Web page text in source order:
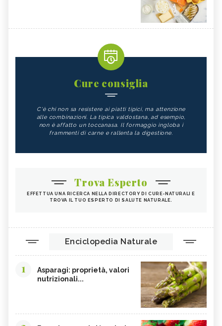
Cure consiglia
C'è chi non sa resistere ai piatti tipici, ma attenzione
alle combinazioni. La tipica valdostana, ad esempio,
non è affatto un toccanasa. Il formaggio ingloba i
frammenti di carne e rallenta la digestione.
Trova Esperto
EFFETTUA UNA RICERCA NELLA DIRECTORY DI CURE-NATURALI E
TROVA IL TUO ESPERTO DI SALUTE NATURALE.
Enciclopedia Naturale
1
Asparagi: proprietà, valori
nutrizionali...